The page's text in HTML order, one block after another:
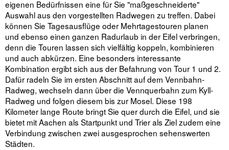
eigenen Bedürfnissen eine für Sie "maßgeschneiderte"
Auswahl aus den vorgestellten Radwegen zu treffen. Dabei
können Sie Tagesausflüge oder Mehrtagestouren planen
und ebenso einen ganzen Radurlaub in der Eifel verbringen,
denn die Touren lassen sich vielfältig koppeln, kombinieren
und auch abkürzen. Eine besonders interessante
Kombination ergibt sich aus der Befahrung von Tour 1 und 2.
Dafür radeln Sie im ersten Abschnitt auf dem Vennbahn-
Radweg, wechseln dann über die Vennquerbahn zum Kyll-
Radweg und folgen diesem bis zur Mosel. Diese 198
Kilometer lange Route bringt Sie quer durch die Eifel, und sie
bietet mit Aachen als Startpunkt und Trier als Ziel zudem eine
Verbindung zwischen zwei ausgesprochen sehenswerten
Städten.